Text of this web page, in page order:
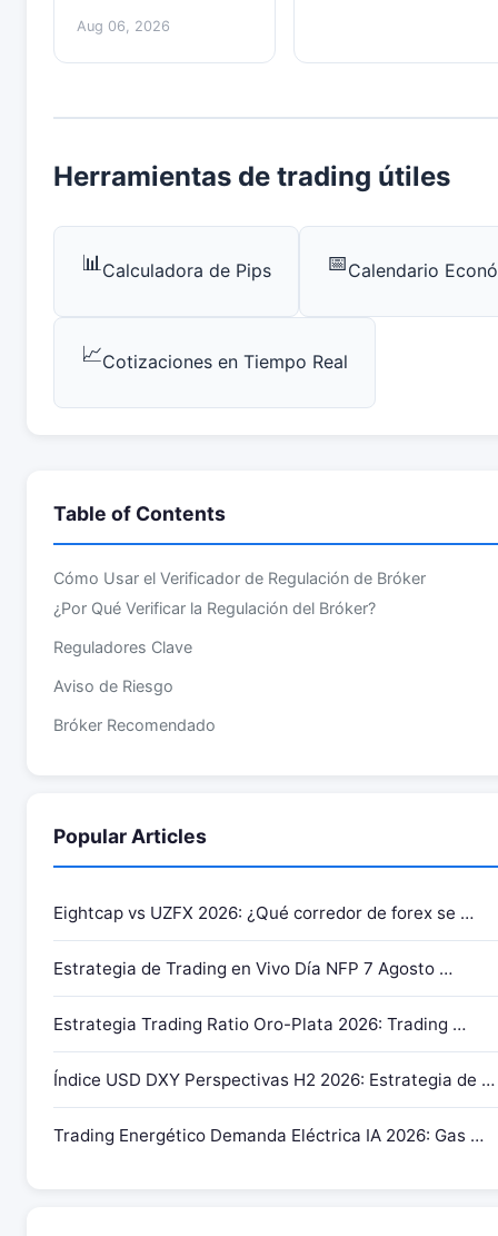
Aug 06, 2026
Herramientas de trading útiles
📊 Calculadora de Pips 📅Calendario
📈Cotizaciones en Tiempo Real
Table of Contents
Cómo Usar el Verificador de Regulación de Bróker
¿Por Qué Verificar la Regulación del Bróker?
Reguladores Clave
Aviso de Riesgo
Bróker Recomendado
Popular Articles
Eightcap vs UZFX 2026: ¿Qué corredor de forex se …
Estrategia de Trading en Vivo Día NFP 7 Agosto …
Estrategia Trading Ratio Oro-Plata 2026: Trading …
Índice USD DXY Perspectivas H2 2026: Estrategia de …
Trading Energético Demanda Eléctrica IA 2026: Gas …